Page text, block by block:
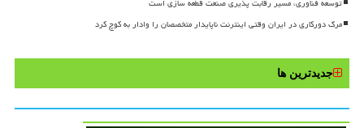
توسعه فناوری، مسیر رقابت پذیری صنعت قطعه سازی است
مرگ دورکاری در ایران وقتی اینترنت ناپایدار متخصصان را وادار به کوچ کرد
جدیدترین ها